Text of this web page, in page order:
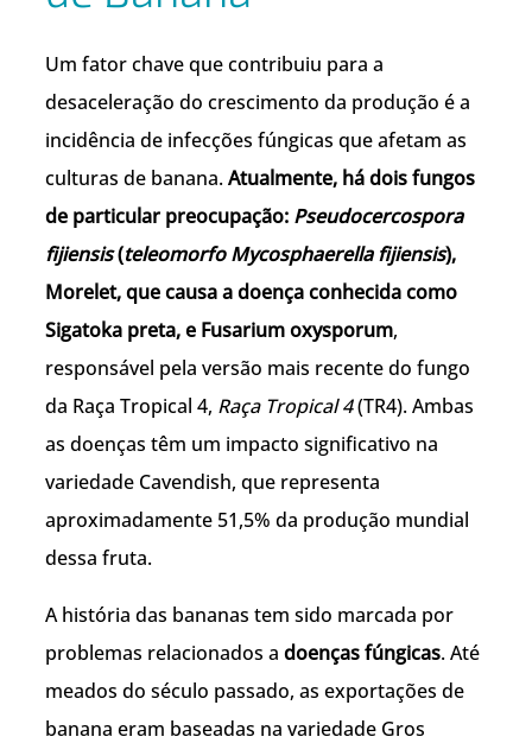
Um fator chave que contribuiu para a
desaceleração do crescimento da produção é a
incidência de infecções fúngicas que afetam as
culturas de banana.Atualmente, há dois fungos
de particular preocupação: Pseudocercospora
fijiensis(teleomorfo Mycosphaerella fijiensis),
Morelet, que causa a doença conhecida como
Sigatoka preta, e Fusarium oxysporum,
responsável pela versão mais recente do fungo
da Raça Tropical 4, Raça Tropical 4(TR4). Ambas
as doenças têm um impacto significativo na
variedade Cavendish, que representa
aproximadamente 51,5% da produção mundial
dessa fruta.
A história das bananas tem sido marcada por
problemas relacionados adoenças fúngicas. Até
meados do século passado, as exportações de
banana eram baseadas na variedade Gros